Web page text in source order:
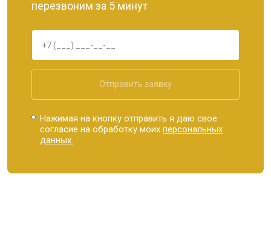
перезвоним за 5 минут
Отправить заявку
Нажимая на кнопку отправить я даю свое
согласие на обработку моихперсональных
данных.